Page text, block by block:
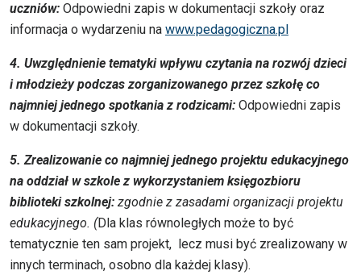
uczniów: Odpowiedni zapis w dokumentacji szkoły oraz
informacja o wydarzeniu na www.pedagogiczna.pl
4. Uwzględnienie tematyki wpływu czytania na rozwój dzieci
i młodzieży podczas zorganizowanego przez szkołę co
najmniej jednego spotkania z rodzicami: Odpowiedni zapis
w dokumentacji szkoły.
5. Zrealizowanie co najmniej jednego projektu edukacyjnego
na oddział w szkole z wykorzystaniem księgozbioru
biblioteki szkolnej: zgodnie z zasadami organizacji projektu
edukacyjnego. (Dla klas równoległych może to być
tematycznie ten sam projekt, lecz musi być zrealizowany w
innych terminach, osobno dla każdej klasy).